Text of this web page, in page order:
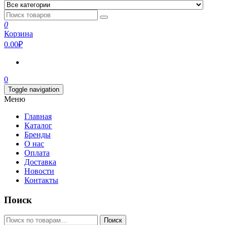
0
Корзина
0.00₽
0
Toggle navigation
Меню
Главная
Каталог
Бренды
О нас
Оплата
Доставка
Новости
Контакты
Поиск
Искать: Поиск